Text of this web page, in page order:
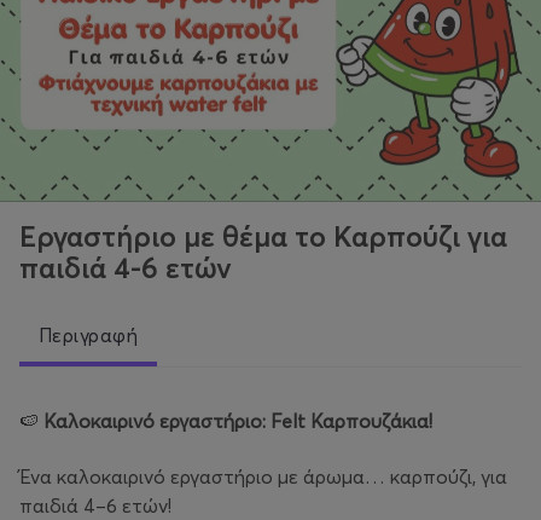
Εργαστήριο με θέμα το Καρπούζι για
παιδιά 4-6 ετών
Περιγραφή
🍉 Καλοκαιρινό εργαστήριο: Felt Καρπουζάκια!
Ένα καλοκαιρινό εργαστήριο με άρωμα… καρπούζι, για
παιδιά 4–6 ετών!